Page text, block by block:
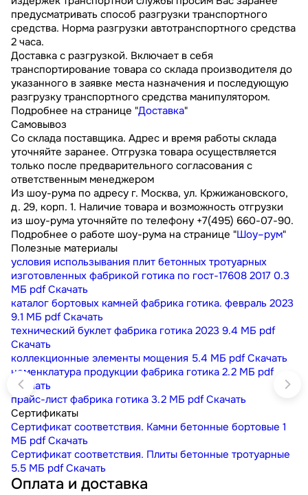
предусматривать способ разгрузки транспортного
средства. Норма разгрузки автотранспортного средства
2 часа.
Доставка с разгрузкой. Включает в себя
транспортирование товара со склада производителя до
указанного в заявке места назначения и последующую
разгрузку транспортного средства манипулятором.
Подробнее на странице "Доставка"
Самовывоз
Со склада поставщика. Адрес и время работы склада
уточняйте заранее. Отгрузка товара осуществляется
только после предварительного согласования с
ответственным менеджером
Из шоу-рума по адресу г. Москва, ул. Кржижановского,
д. 29, корп. 1. Наличие товара и возможность отгрузки
из шоу-рума уточняйте по телефону +7(495) 660-07-90.
Подробнее о работе шоу-рума на странице "Шоу–рум"
Полезные материалы
условия использывания плит бетонных тротуарных
изготовленных фабрикой готика по гост-17608 2017 0.3
МБ pdf Скачать
каталог бортовых камней фабрика готика. февраль 2023
9.1 МБ pdf Скачать
технический буклет фабрика готика 2023 9.4 МБ pdf
Скачать
коллекционные элементы мощения 5.4 МБ pdf Скачать
номенклатура продукции фабрика готика 2.2 МБ pdf
Скачать
прайс-лист фабрика готика 3.2 МБ pdf Скачать
Сертификаты
Сертификат соответствия. Камни бетонные бортовые 1
МБ pdf Скачать
Сертификат соответствия. Плиты бетонные тротуарные
5.5 МБ pdf Скачать
Оплата и доставка